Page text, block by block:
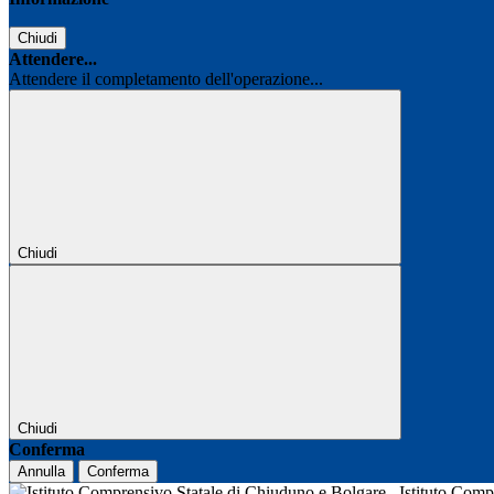
Chiudi
Attendere...
Attendere il completamento dell'operazione...
Chiudi
Chiudi
Conferma
Annulla Conferma